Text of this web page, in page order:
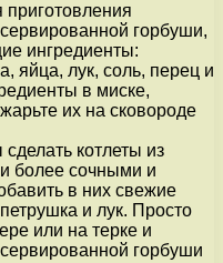
приготовления
горбуши,
ингредиенты:
яйца, лук, соль, перец и
в миске,
их на сковороде
котлеты из
более сочными и
в них свежие
и лук. Просто
или на терке и
горбуши